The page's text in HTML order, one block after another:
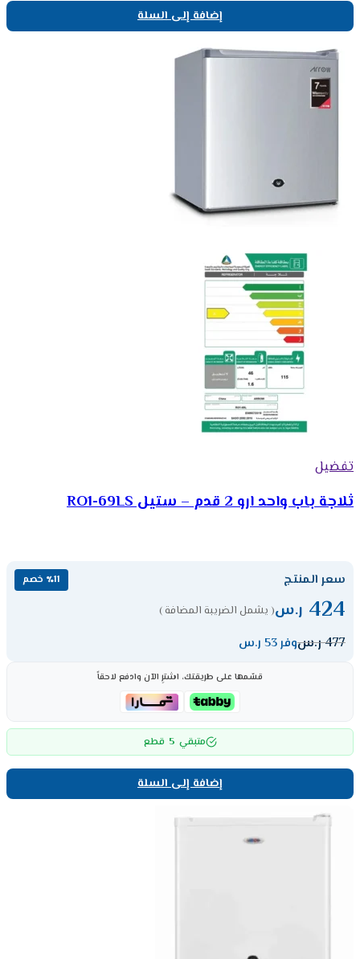
إضافة إلى السلة
تفضيل
ثلاجة باب واحد ارو 2 قدم – ستيل RO1-69LS
سعر المنتج ٪11 خصم
424 ر.س( يشمل الضريبة المضافة )
477ر.سوفر 53 ر.س
قسّمها على طريقتك، اشترِ الآن وادفع لاحقاً
متبقي 5 قطع
إضافة إلى السلة